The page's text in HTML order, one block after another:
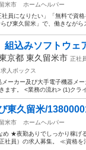
米市
ホームヘルパー
員になりたい」「無料で資
び東久留米」で、働きなが
組込みソフトウ
京都 東久留米市 正社
人ボックス
メーカー及び大手電子機器メ
ます。 <業務の流れ> (1)クラ
東久留米/
米市
ホームヘルパー
★夜勤ありでしっかり稼げ
社員）の求人募集。 ≪資格を